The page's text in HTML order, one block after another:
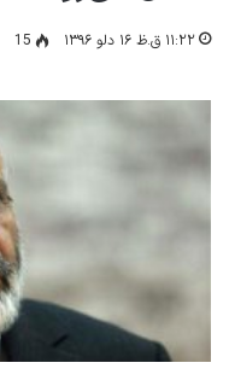
۱۱:۲۲ ق.ظ ۱۶ دلو ۱۳۹۶ 15